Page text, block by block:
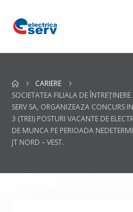
CARIERE
SOCIETATEA FILIALA DE ÎNTREŢINERE
SERV SA, ORGANIZEAZA CONCURS
3 (TREI) POSTURI VACANTE DE
DE MUNCA PE PERIOADA
JT NORD – VEST.